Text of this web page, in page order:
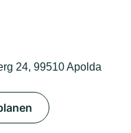
24, 99510 Apolda